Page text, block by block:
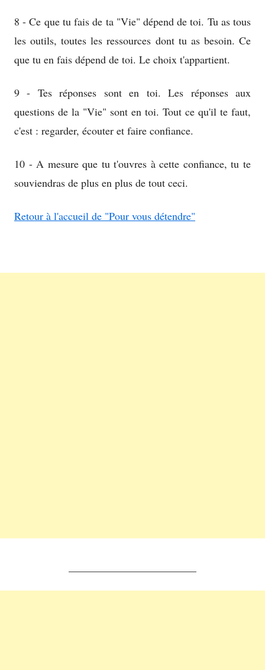
8 - Ce que tu fais de ta "Vie" dépend de toi. Tu as tous
les outils, toutes les ressources dont tu as besoin. Ce
que tu en fais dépend de toi. Le choix t'appartient.
9 - Tes réponses sont en toi. Les réponses aux
questions de la "Vie" sont en toi. Tout ce qu'il te faut,
c'est : regarder, écouter et faire confiance.
10 - A mesure que tu t'ouvres à cette confiance, tu te
souviendras de plus en plus de tout ceci.
Retour à l'accueil de "Pour vous détendre"